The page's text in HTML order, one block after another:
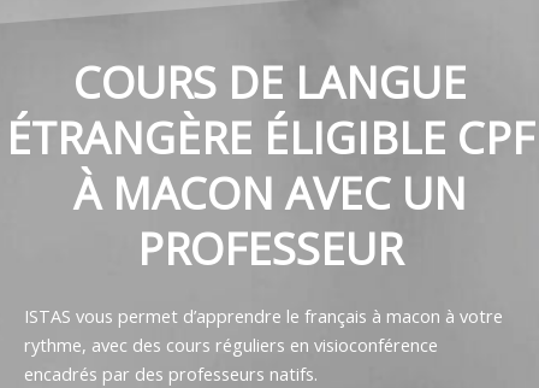
COURS DE LANGUE
ÉTRANGÈRE ÉLIGIBLE CPF
À MACON AVEC UN
PROFESSEUR
ISTAS vous permet d’apprendre le français à macon à votre
rythme, avec des cours réguliers en visioconférence
encadrés par des professeurs natifs.